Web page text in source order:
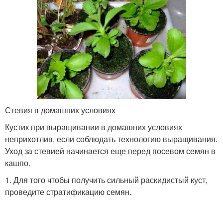
Стевия в домашних условиях
Кустик при выращивании в домашних условиях
неприхотлив, если соблюдать технологию выращивания.
Уход за стевией начинается еще перед посевом семян в
кашпо.
1. Для того чтобы получить сильный раскидистый куст,
проведите стратификацию семян.